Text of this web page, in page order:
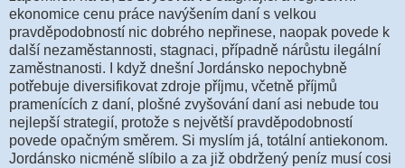
ekonomice cenu práce navýšením daní s velkou
pravděpodobností nic dobrého nepřinese, naopak povede k
další nezaměstannosti, stagnaci, případně nárůstu ilegální
zaměstnanosti. I když dnešní Jordánsko nepochybně
potřebuje diversifikovat zdroje příjmu, včetně příjmů
pramenících z daní, plošné zvyšování daní asi nebude tou
nejlepší strategií, protože s největší pravděpodobností
povede opačným směrem. Si myslím já, totální antiekonom.
Jordánsko nicméně slíbilo a za již obdržený peníz musí cosi